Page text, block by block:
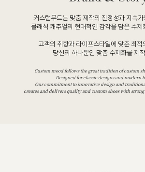
커스텀무드는 맞춤 제작의 진정성과 지속
클래식 캐주얼의 현대적인 감각을 담은 수제
고객의 취향과 라이프스타일에 맞춘 최적
당신의 하나뿐인 맞춤 수제화를 제
Custom mood follows the great tradition of custom
Designed for classic designs and modern
Our commitment to innovative design and
creates and delivers quality and custom shoes with strong